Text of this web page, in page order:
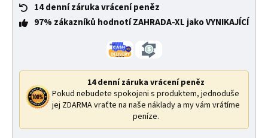
14 denní záruka vrácení peněz
97% zákazníků hodnotí ZAHRADA-XL jako VYNIKAJÍCÍ
14 denní záruka vrácení peněz
Pokud nebudete spokojeni s produktem, jednoduše
jej ZDARMA vraťte na naše náklady a my vám vrátíme
peníze.